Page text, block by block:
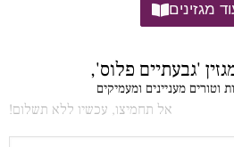
מגזינים
'גבעתיים פלוס',
וטורים מעניינים ומעמיקים
אל תחמיצו, עכשיו ללא תשלום!